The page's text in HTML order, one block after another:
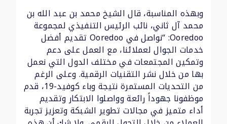
وبهذه المناسبة، قال الشيخ محمد بن عبد الله بن
محمد آل ثاني، نائب الرئيس التنفيذي لمجموعة
Ooredoo: “نواصل في Ooredoo تقديم أفضل
خدمات الجوال لعملائنا، مع العمل على دعم
وتمكين المجتمعات في مختلف الدول التي نعمل
بها من خلال نشر التقنيات الرقمية. وعلى الرغم
من التحديات المستمرة نتيجة وباء كوفيد-19، قدم
موظفونا جهوداً رائعة وواصلوا الابتكار وتقديم
أداء متميز في مجالات تطوير الشبكة وتعزيز تجربة